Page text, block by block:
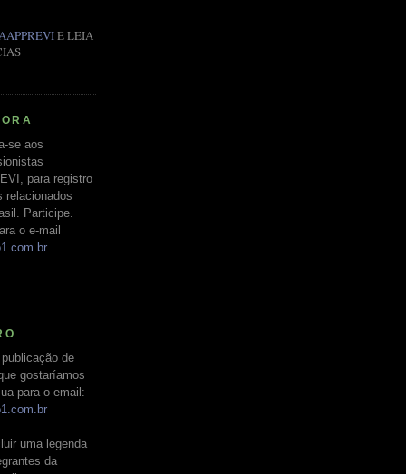
AAPPREVIE LEIA
se aos
para registro
relacionados
Participe.
o e-mail
de
gostaríamos
para o email:
uma legenda
da